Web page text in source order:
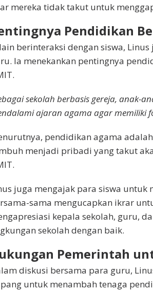
mereka tidak takut untuk
Pendidikan
berinteraksi dengan siswa,
Ia menekankan pentingnya
sekolah berbasis gereja, anak-
ajaran agama agar memiliki
pendidikan agama
menjadi pribadi yang takut
juga mengajak para siswa untuk
sama mengucapkan ikrar
kepala sekolah, guru,
sekolah dengan baik.
Pemerintah
diskusi bersama para guru,
untuk menambah tenaga